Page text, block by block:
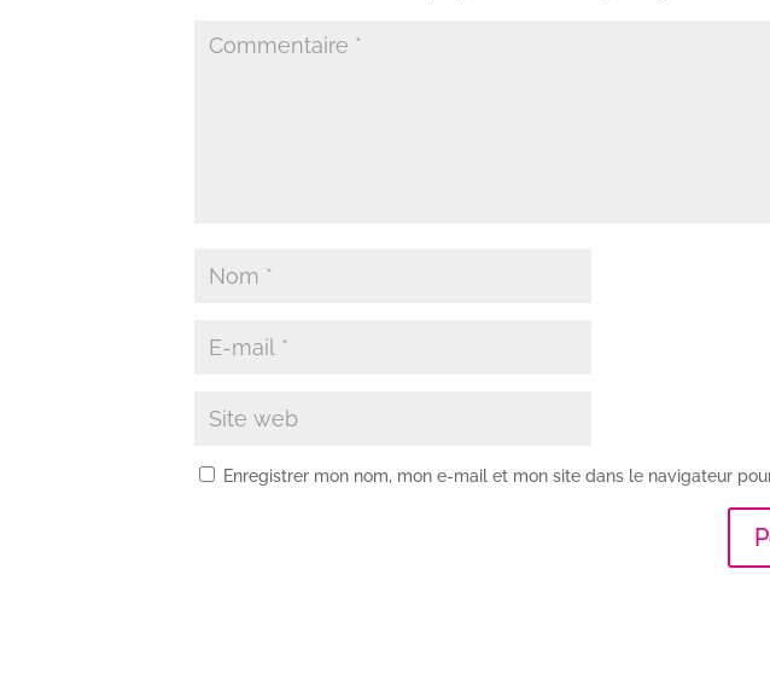
Enregistrer mon nom, mon e-mail et mon site dans le navigateur